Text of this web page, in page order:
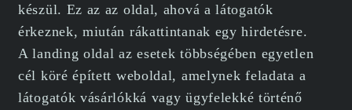
készül. Ez az az oldal, ahová a látogatók
érkeznek, miután rákattintanak egy hirdetésre.
A landing oldal az esetek többségében egyetlen
cél köré épített weboldal, amelynek feladata a
látogatók vásárlókká vagy ügyfelekké történő